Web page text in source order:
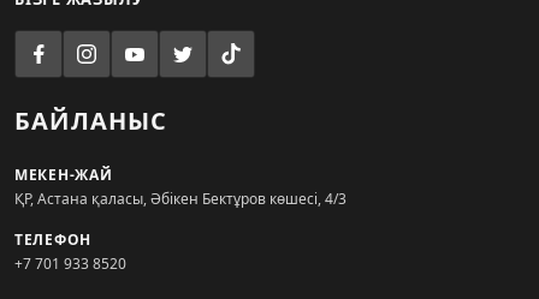
БАЙЛАНЫС
МЕКЕН-ЖАЙ
ҚР, Астана қаласы, Әбікен Бектұров көшесі, 4/3
ТЕЛЕФОН
+7 701 933 8520